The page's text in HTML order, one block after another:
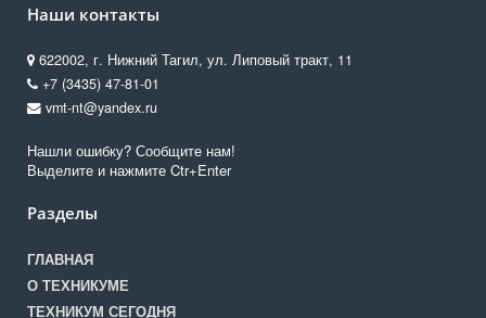
Наши контакты
622002, г. Нижний Тагил, ул. Липовый тракт, 11
+7 (3435) 47-81-01
vmt-nt@yandex.ru
Нашли ошибку? Сообщите нам!
Выделите и нажмите Ctr+Enter
Разделы
ГЛАВНАЯ
О ТЕХНИКУМЕ
ТЕХНИКУМ СЕГОДНЯ